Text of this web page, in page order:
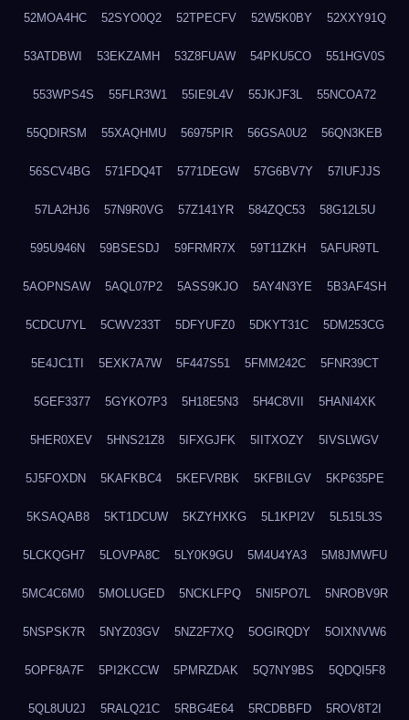
52MOA4HC 52SYO0Q2 52TPECFV 52W5K0BY 52XXY91Q
53ATDBWI 53EKZAMH 53Z8FUAW 54PKU5CO 551HGV0S
553WPS4S 55FLR3W1 55IE9L4V 55JKJF3L 55NCOA72
55QDIRSM 55XAQHMU 56975PIR 56GSA0U2 56QN3KEB
56SCV4BG 571FDQ4T 5771DEGW 57G6BV7Y 57IUFJJS
57LA2HJ6 57N9R0VG 57Z141YR 584ZQC53 58G12L5U
595U946N 59BSESDJ 59FRMR7X 59T11ZKH 5AFUR9TL
5AOPNSAW 5AQL07P2 5ASS9KJO 5AY4N3YE 5B3AF4SH
5CDCU7YL 5CWV233T 5DFYUFZ0 5DKYT31C 5DM253CG
5E4JC1TI 5EXK7A7W 5F447S51 5FMM242C 5FNR39CT
5GEF3377 5GYKO7P3 5H18E5N3 5H4C8VII 5HANI4XK
5HER0XEV 5HNS21Z8 5IFXGJFK 5IITXOZY 5IVSLWGV
5J5FOXDN 5KAFKBC4 5KEFVRBK 5KFBILGV 5KP635PE
5KSAQAB8 5KT1DCUW 5KZYHXKG 5L1KPI2V 5L515L3S
5LCKQGH7 5LOVPA8C 5LY0K9GU 5M4U4YA3 5M8JMWFU
5MC4C6M0 5MOLUGED 5NCKLFPQ 5NI5PO7L 5NROBV9R
5NSPSK7R 5NYZ03GV 5NZ2F7XQ 5OGIRQDY 5OIXNVW6
5OPF8A7F 5PI2KCCW 5PMRZDAK 5Q7NY9BS 5QDQI5F8
5QL8UU2J 5RALQ21C 5RBG4E64 5RCDBBFD 5ROV8T2I